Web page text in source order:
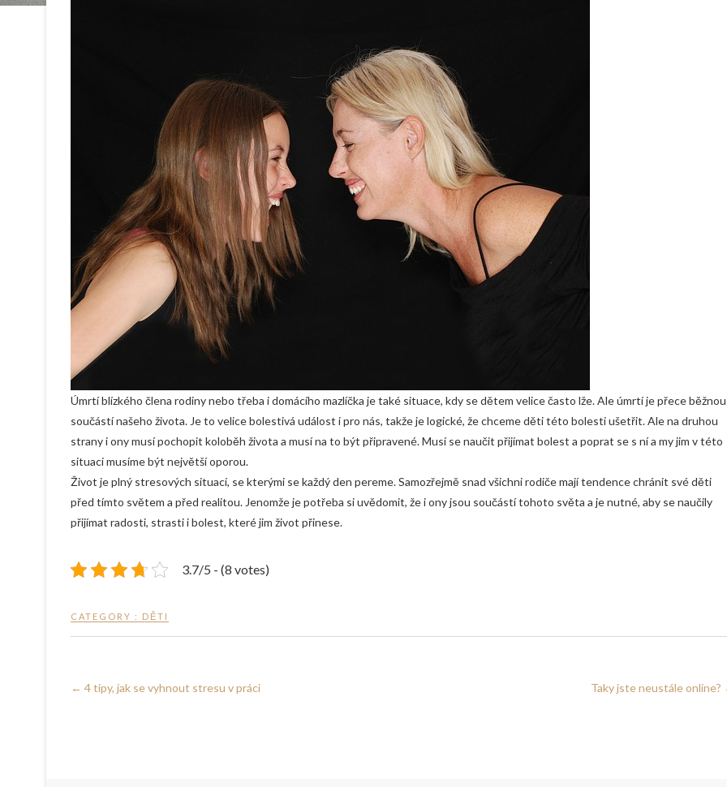
Úmrtí blízkého člena rodiny nebo třeba i domácího mazlíčka je také situace, kdy se dětem velice často lže. Ale úmrtí je přece běžnou
součástí našeho života. Je to velice bolestivá událost i pro nás, takže je logické, že chceme děti této bolesti ušetřit. Ale na druhou
strany i ony musí pochopit koloběh života a musí na to být připravené. Musí se naučit přijímat bolest a poprat se s ní a my jim v této
situaci musíme být největší oporou.
Život je plný stresových situací, se kterými se každý den pereme. Samozřejmě snad všichni rodiče mají tendence chránit své děti
před tímto světem a před realitou. Jenomže je potřeba si uvědomit, že i ony jsou součástí tohoto světa a je nutné, aby se naučily
přijímat radosti, strasti i bolest, které jim život přinese.
3.7/5 - (8 votes)
CATEGORY : DĚTI
← 4 tipy, jak se vyhnout stresu v práci Taky jste neustále online?